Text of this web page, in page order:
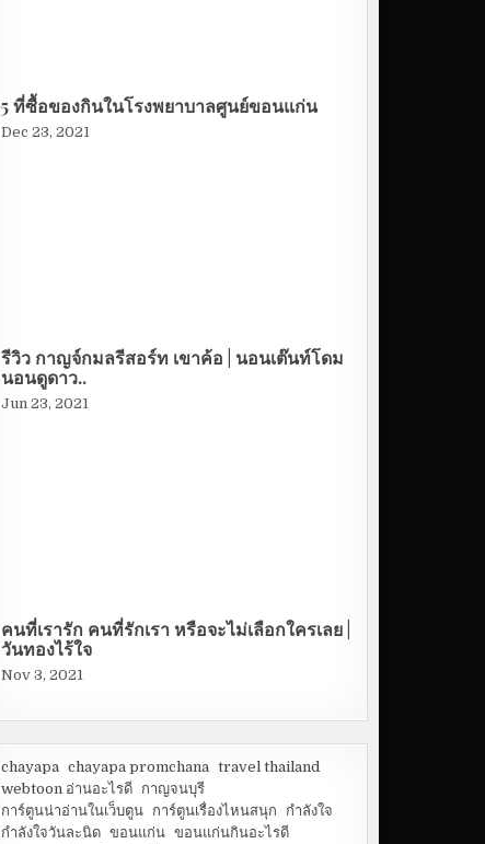
5 ที่ซื้อของกินในโรงพยาบาลศูนย์ขอนแก่น
Dec 23, 2021
รีวิว กาญจ์กมลรีสอร์ท เขาค้อ | นอนเต๊นท์โดม
นอนดูดาว..
Jun 23, 2021
คนที่เรารัก คนที่รักเรา หรือจะไม่เลือกใครเลย |
วันทองไร้ใจ
Nov 3, 2021
chayapa chayapa promchana travel thailand
webtoon อ่านอะไรดี
กาญจนบุรี
การ์ตูนน่าอ่านในเว็บตูน
การ์ตูนเรื่องไหนสนุก
กำลังใจ
กำลังใจวันละนิด ขอนแก่น ขอนแก่นกินอะไรดี